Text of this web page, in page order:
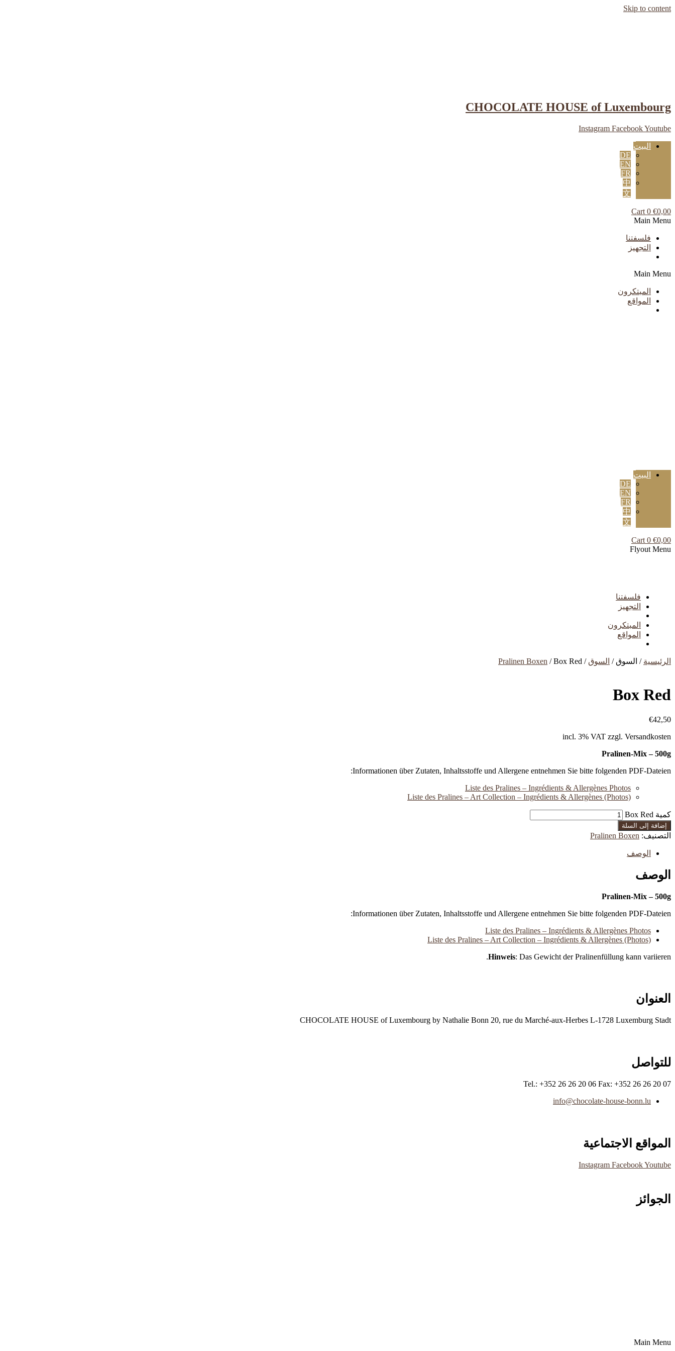
Skip to content
CHOCOLATE HOUSE of Luxembourg
Instagram FacebookYoutube
البيت
DE
EN
FR
中
文
€0,00
0
Cart
Main Menu
فلسفتنا
التجهيز
Main Menu
المبتكرون
المواقع
البيت
DE
EN
FR
中
文
€0,00
0
Cart
Flyout Menu
فلسفتنا
التجهيز
المبتكرون
المواقع
الرئيسية / السوق / السوق /
Pralinen Boxen / Box Red
Box Red
€42,50
incl. 3% VAT zzgl. Versandkosten
Pralinen-Mix – 500g
Informationen über Zutaten, Inhaltsstoffe und Allergene entnehmen Sie bitte folgenden PDF-Dateien:
Liste des Pralines – Ingrédients & Allergènes Photos
Liste des Pralines – Art Collection – Ingrédients & Allergènes (Photos)
كمية Box Red
إضافة إلى السلة
التصنيف: Pralinen Boxen
الوصف
الوصف
Pralinen-Mix – 500g
Informationen über Zutaten, Inhaltsstoffe und Allergene entnehmen Sie bitte folgenden PDF-Dateien:
Liste des Pralines – Ingrédients & Allergènes Photos
Liste des Pralines – Art Collection – Ingrédients & Allergènes (Photos)
Hinweis: Das Gewicht der Pralinenfüllung kann variieren.
العنوان
CHOCOLATE HOUSE of Luxembourg by Nathalie Bonn 20, rue du Marché-aux-Herbes L-1728 Luxemburg Stadt
للتواصل
Tel.: +352 26 26 20 06 Fax: +352 26 26 20 07
info@chocolate-house-bonn.lu
المواقع الاجتماعية
Instagram FacebookYoutube
الجوائز
Main Menu